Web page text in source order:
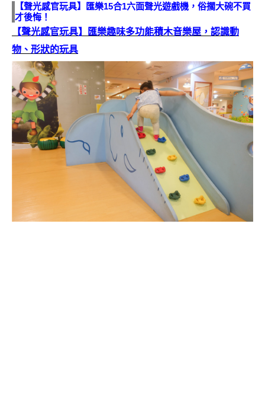
【聲光感官玩具】匯樂15合1六面聲光遊戲機，俗擱大碗不買
才後悔！
【聲光感官玩具】匯樂趣味多功能積木音樂屋，認識動
物、形狀的玩具